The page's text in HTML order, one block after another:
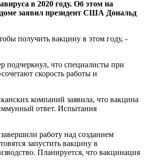
в 2020 году. Об этом на
заявил президент США Дональд
получить вакцину в этом году, -
подчеркнул, что специалисты при
скорость работы и
компаний заявила, что вакцина
ответ. Испытания
работу над созданием
запустить вакцину в
Планируется, что вакцинация